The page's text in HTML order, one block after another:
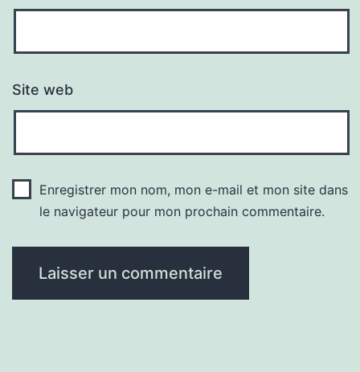
Site web
Enregistrer mon nom, mon e-mail et mon site dans
le navigateur pour mon prochain commentaire.